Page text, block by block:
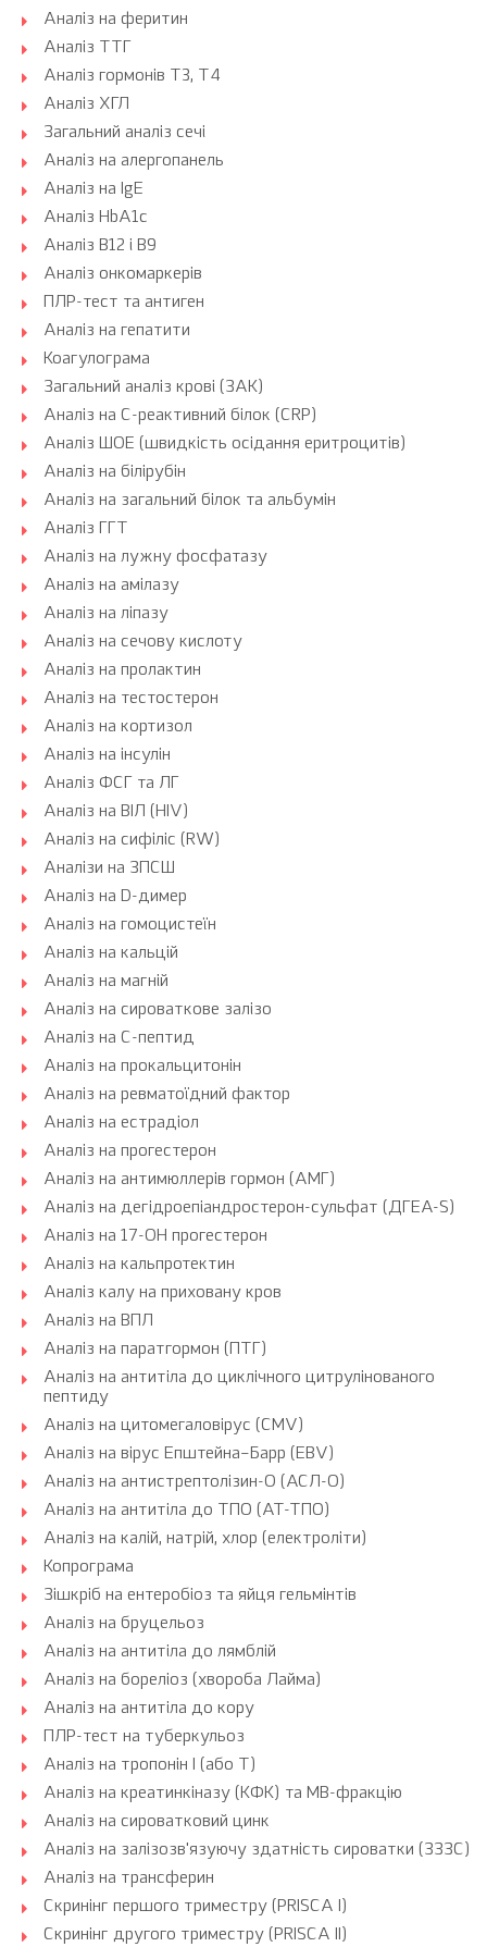
Аналіз на феритин
Аналіз ТТГ
Аналіз гормонів Т3, Т4
Аналіз ХГЛ
Загальний аналіз сечі
Аналіз на алергопанель
Аналіз на IgE
Аналіз HbA1c
Аналіз B12 і B9
Аналіз онкомаркерів
ПЛР-тест та антиген
Аналіз на гепатити
Коагулограма
Загальний аналіз крові (ЗАК)
Аналіз на С-реактивний білок (CRP)
Аналіз ШОЕ (швидкість осідання еритроцитів)
Аналіз на білірубін
Аналіз на загальний білок та альбумін
Аналіз ГГТ
Аналіз на лужну фосфатазу
Аналіз на амілазу
Аналіз на ліпазу
Аналіз на сечову кислоту
Аналіз на пролактин
Аналіз на тестостерон
Аналіз на кортизол
Аналіз на інсулін
Аналіз ФСГ та ЛГ
Аналіз на ВІЛ (HIV)
Аналіз на сифіліс (RW)
Аналізи на ЗПСШ
Аналіз на D-димер
Аналіз на гомоцистеїн
Аналіз на кальцій
Аналіз на магній
Аналіз на сироваткове залізо
Аналіз на С-пептид
Аналіз на прокальцитонін
Аналіз на ревматоїдний фактор
Аналіз на естрадіол
Аналіз на прогестерон
Аналіз на антимюллерів гормон (АМГ)
Аналіз на дегідроепіандростерон-сульфат (ДГЕА-S)
Аналіз на 17-ОН прогестерон
Аналіз на кальпротектин
Аналіз калу на приховану кров
Аналіз на ВПЛ
Аналіз на паратгормон (ПТГ)
Аналіз на антитіла до циклічного цитрулінованого
пептиду
Аналіз на цитомегаловірус (CMV)
Аналіз на вірус Епштейна–Барр (EBV)
Аналіз на антистрептолізин-О (АСЛ-О)
Аналіз на антитіла до ТПО (АТ-ТПО)
Аналіз на калій, натрій, хлор (електроліти)
Копрограма
Зішкріб на ентеробіоз та яйця гельмінтів
Аналіз на бруцельоз
Аналіз на антитіла до лямблій
Аналіз на бореліоз (хвороба Лайма)
Аналіз на антитіла до кору
ПЛР-тест на туберкульоз
Аналіз на тропонін I (або Т)
Аналіз на креатинкіназу (КФК) та МВ-фракцію
Аналіз на сироватковий цинк
Аналіз на залізозв'язуючу здатність сироватки (ЗЗЗС)
Аналіз на трансферин
Скринінг першого триместру (PRISCA I)
Скринінг другого триместру (PRISCA II)